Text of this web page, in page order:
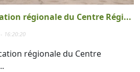
régionale du Centre Régi...
16:20:20
régionale du Centre